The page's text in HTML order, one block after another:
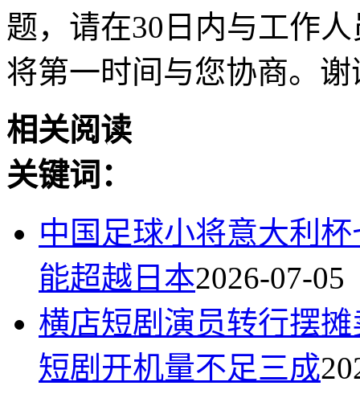
题，请在30日内与工作
将第一时间与您协商。
相关阅读
关键词：
中国足球小将意大利
能超越日本2026-07-05
横店短剧演员转行摆
短剧开机量不足三成